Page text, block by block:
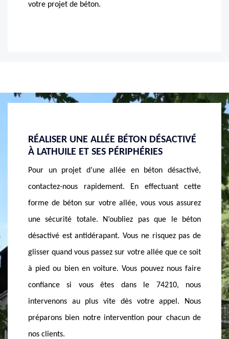
votre projet de béton.
BÉTON DÉSACTIVÉ
en béton désactivé,
En effectuant cette
allée, vous vous assurez
pas que le béton
Vous ne risquez pas de
sur votre allée que ce soit
Vous pouvez nous faire
dans le 74210, nous
dès votre appel. Nous
pour chacun de
FAITES APPEL À UNE
BÉTON DÉSACTIVÉ À LATHUILE
Au nombre de tous les types de
fréquemment, chacun a son propre
particularité. Il est carrément
à des professionnels et une entreprise
bonne réputation dans ce domaine
pour le béton désactivé afin de mieux
ouvrages en béton. MASSON
entreprise spécialisée dans la
en œuvre de béton désactivé quel que
d’ouvrage à Lathuile 74210. Contactez
MASSON Rénovation si vous avez un